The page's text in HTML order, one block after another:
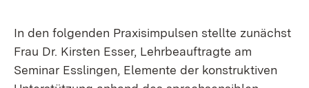
In den folgenden Praxisimpulsen stellte zunächst
Frau Dr. Kirsten Esser, Lehrbeauftragte am
Seminar Esslingen, Elemente der konstruktiven